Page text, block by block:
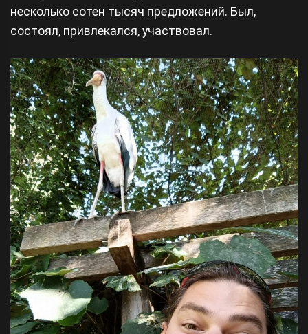
несколько сотен тысяч предложений. Был,
состоял, привлекался, участвовал.